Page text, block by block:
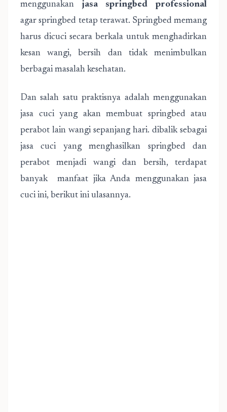
menggunakan jasa springbed professional
agar springbed tetap terawat. Springbed memang
harus dicuci secara berkala untuk menghadirkan
kesan wangi, bersih dan tidak menimbulkan
berbagai masalah kesehatan.
Dan salah satu praktisnya adalah menggunakan
jasa cuci yang akan membuat springbed atau
perabot lain wangi sepanjang hari. dibalik sebagai
jasa cuci yang menghasilkan springbed dan
perabot menjadi wangi dan bersih, terdapat
banyak manfaat jika Anda menggunakan jasa
cuci ini, berikut ini ulasannya.